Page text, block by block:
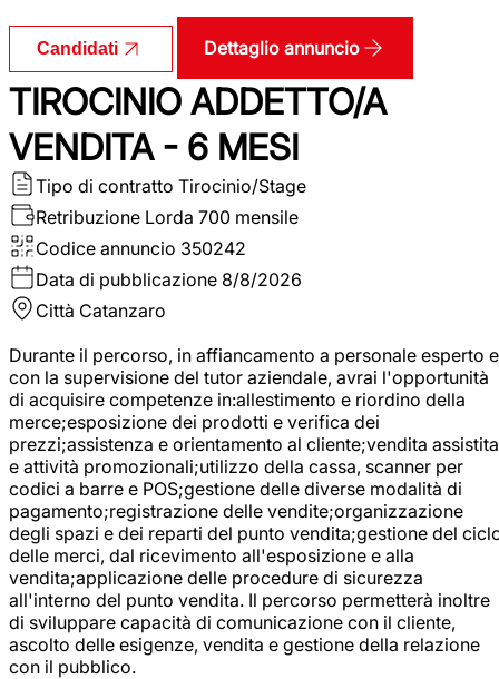
Candidati Dettaglio annuncio
TIROCINIO ADDETTO/A
VENDITA - 6 MESI
Tipo di contratto Tirocinio/Stage
Retribuzione Lorda 700 mensile
Codice annuncio 350242
Data di pubblicazione 8/8/2026
Città Catanzaro
Durante il percorso, in affiancamento a personale esperto e
con la supervisione del tutor aziendale, avrai l'opportunità
di acquisire competenze in:allestimento e riordino della
merce;esposizione dei prodotti e verifica dei
prezzi;assistenza e orientamento al cliente;vendita assistita
e attività promozionali;utilizzo della cassa, scanner per
codici a barre e POS;gestione delle diverse modalità di
pagamento;registrazione delle vendite;organizzazione
degli spazi e dei reparti del punto vendita;gestione del
delle merci, dal ricevimento all'esposizione e alla
vendita;applicazione delle procedure di sicurezza
all'interno del punto vendita. Il percorso permetterà inoltre
di sviluppare capacità di comunicazione con il cliente,
ascolto delle esigenze, vendita e gestione della relazione
con il pubblico.